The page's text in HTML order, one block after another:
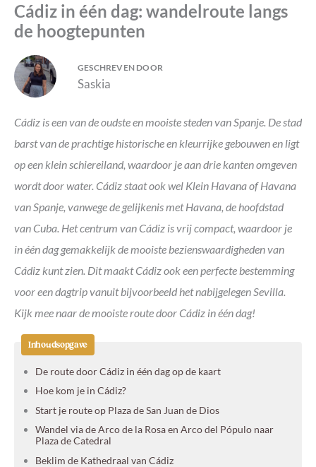
Cádiz in één dag: wandelroute langs
de hoogtepunten
Cádiz is een van de oudste en mooiste steden van Spanje. De stad
barst van de prachtige historische en kleurrijke gebouwen en ligt
op een klein schiereiland, waardoor je aan drie kanten omgeven
wordt door water. Cádiz staat ook wel Klein Havana of Havana
van Spanje, vanwege de gelijkenis met Havana, de hoofdstad
van Cuba. Het centrum van Cádiz is vrij compact, waardoor je
in één dag gemakkelijk de mooiste bezienswaardigheden van
Cádiz kunt zien. Dit maakt Cádiz ook een perfecte bestemming
voor een dagtrip vanuit bijvoorbeeld het nabijgelegen Sevilla.
Kijk mee naar de mooiste route door Cádiz in één dag!
Inhoudsopgave
De route door Cádiz in één dag op de kaart
Hoe kom je in Cádiz?
Start je route op Plaza de San Juan de Dios
Wandel via de Arco de la Rosa en Arco del Pópulo naar
Plaza de Catedral
Beklim de Kathedraal van Cádiz
GESCHREVEN DOOR
Saskia